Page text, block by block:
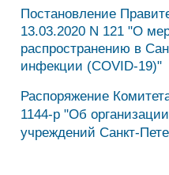
Постановление
13.03.2020 N 121 "О
распространению в
инфекции (COVID-19)"
Распоряжение
1144-р "Об
учреждений Санкт-